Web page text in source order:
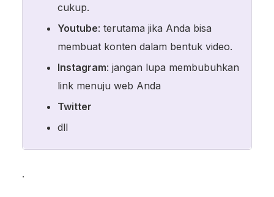
cukup.
Youtube: terutama jika Anda bisa
membuat konten dalam bentuk video.
Instagram: jangan lupa membubuhkan
link menuju web Anda
Twitter
dll
.